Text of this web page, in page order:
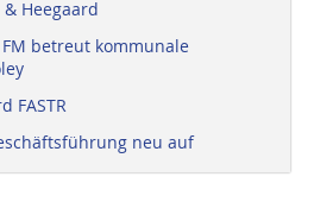
Heegaard
FM betreut kommunale
FASTR
neu auf